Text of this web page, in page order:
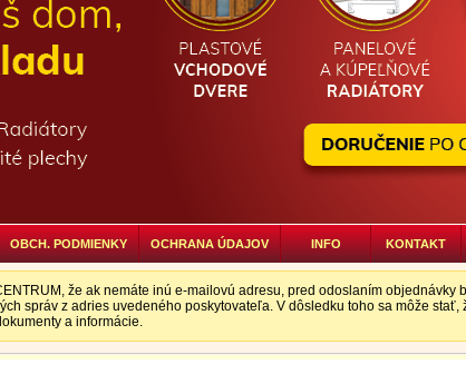
OBCH. PODMIENKY OCHRANA ÚDAJOV INFO KONTAKT
že ak nemáte inú e-mailovú adresu, pred odoslaním
správ z adries uvedeného poskytovateľa. V dôsledku toho sa môže
a informácie.